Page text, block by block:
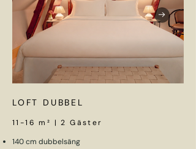
LOFT DUBBEL
11-16 m² | 2 Gäster
140 cm dubbelsäng